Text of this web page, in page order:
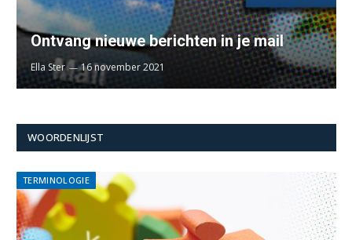
Ontvang nieuwe berichten in je mail
Ella Ster 16 november 2021
WOORDENLIJST
TERMINOLOGIE